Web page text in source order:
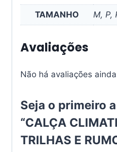
TAMANHO M, P,
Avaliações
Não há avaliações
Seja o primeiro
“CALÇA
TRILHAS E